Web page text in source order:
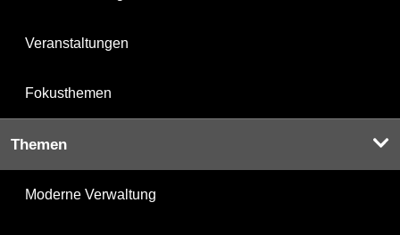
Veranstaltungen
Fokusthemen
Themen
Moderne Verwaltung